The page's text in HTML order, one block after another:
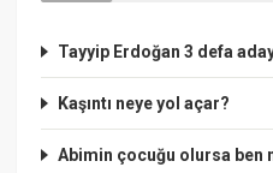
Tayyip Erdoğan 3 defa
Kaşıntı neye yol açar?
Abimin çocuğu olursa ben